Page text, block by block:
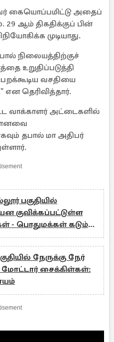
கையொப்பமிட்டு அதைப்
ஆம் திகதிக்குப் பின்
முடியாது.
நிலையத்திற்குச்
உறுதிப்படுத்தி
வசதியை
தெரிவித்தார்.
வாக்காளர் அட்டைகளில்
தபால் மா அதிபர்
பகுதியில்
குவிக்கப்பட்டுள்ள
- பொதுமக்கள் கடும்
நேருக்கு நேர்
சைக்கிள்கள்: